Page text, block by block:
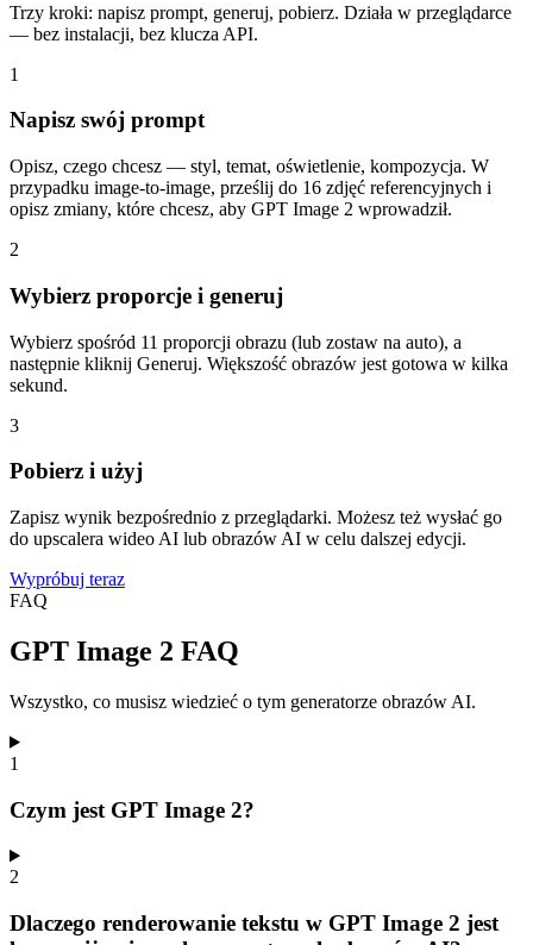
Trzy kroki: napisz prompt, generuj, pobierz. Działa w przeglądarce
— bez instalacji, bez klucza API.
1
Napisz swój prompt
Opisz, czego chcesz — styl, temat, oświetlenie, kompozycja. W
przypadku image-to-image, prześlij do 16 zdjęć referencyjnych i
opisz zmiany, które chcesz, aby GPT Image 2 wprowadził.
2
Wybierz proporcje i generuj
Wybierz spośród 11 proporcji obrazu (lub zostaw na auto), a
następnie kliknij Generuj. Większość obrazów jest gotowa w kilka
sekund.
3
Pobierz i użyj
Zapisz wynik bezpośrednio z przeglądarki. Możesz też wysłać go
do upscalera wideo AI lub obrazów AI w celu dalszej edycji.
Wypróbuj teraz
FAQ
GPT Image 2 FAQ
Wszystko, co musisz wiedzieć o tym generatorze obrazów AI.
1
Czym jest GPT Image 2?
2
Dlaczego renderowanie tekstu w GPT Image 2 jest